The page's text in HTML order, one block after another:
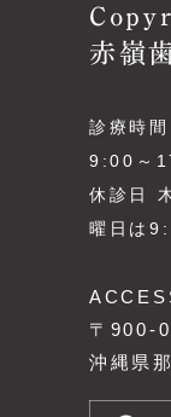
赤嶺
診療時
9:00～
休診日
曜日は
〒900-
沖縄県